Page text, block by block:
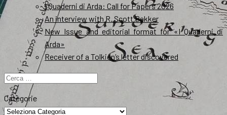
I Quaderni di Arda: Call for Papers 2026
An interview with R. Scott Bakker
New Issue and editorial format for «I Quaderni di
Arda»
Receiver of a Tolkien’s letter discovered
Ricerca
per:
Categorie